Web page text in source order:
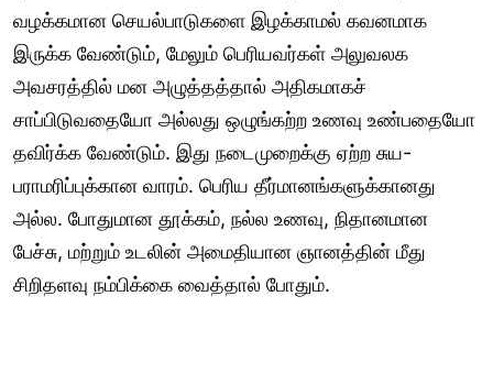
வழக்கமான செயல்பாடுகளை இழக்காமல் கவனமாக
இருக்க வேண்டும், மேலும் பெரியவர்கள் அலுவலக
அவசரத்தில் மன அழுத்தத்தால் அதிகமாகச்
சாப்பிடுவதையோ அல்லது ஒழுங்கற்ற உணவு உண்பதையோ
தவிர்க்க வேண்டும். இது நடைமுறைக்கு ஏற்ற சுய-
பராமரிப்புக்கான வாரம். பெரிய தீர்மானங்களுக்கானது
அல்ல. போதுமான தூக்கம், நல்ல உணவு, நிதானமான
பேச்சு, மற்றும் உடலின் அமைதியான ஞானத்தின் மீது
சிறிதளவு நம்பிக்கை வைத்தால் போதும்.